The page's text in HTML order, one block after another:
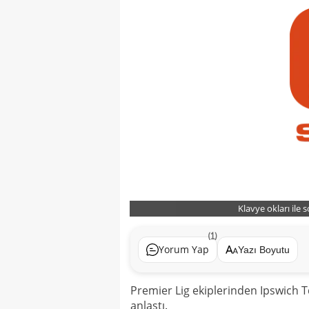
Klavye okları ile
Yorum Yap
(1)
Yazı Boyutu
Premier Lig ekiplerinden Ipswich
anlaştı.